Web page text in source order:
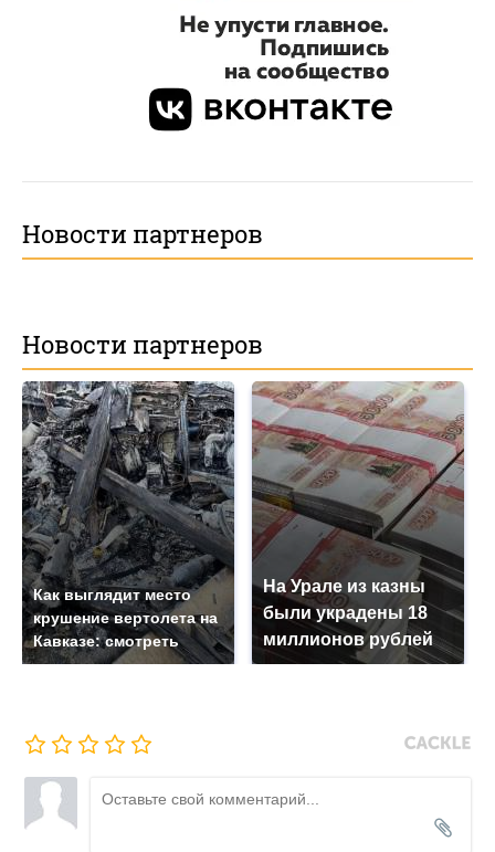
Новости партнеров
Новости партнеров
Как выглядит место
крушение вертолета на
Кавказе: смотреть
На Урале из казны
были украдены 18
миллионов рублей